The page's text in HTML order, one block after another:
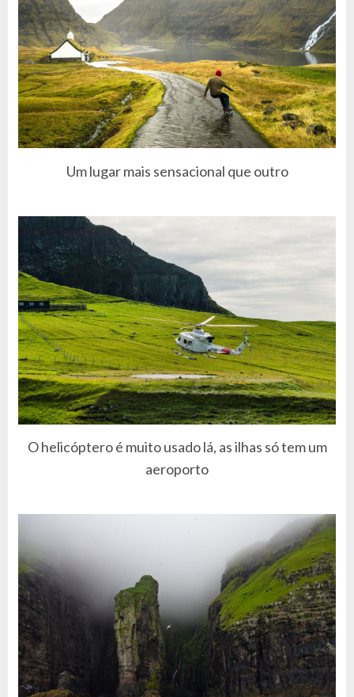
Um lugar mais sensacional que outro
O helicóptero é muito usado lá, as ilhas só tem um
aeroporto